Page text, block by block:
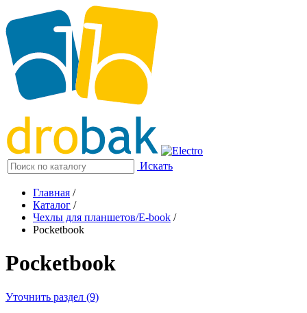
Искать
Главная /
Каталог /
Чехлы для планшетов/E-book /
Pocketbook
Pocketbook
Уточнить раздел (9)